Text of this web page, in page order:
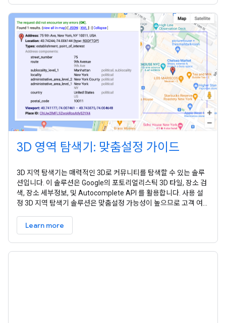
3D 영역 탐색기: 맞춤설정 가이드
3D 지역 탐색기는 매력적인 3D로 커뮤니티를 탐색할 수 있는 솔루
션입니다. 이 솔루션은 Google의 포토리얼리스틱 3D 타일, 장소 검
색, 장소 세부정보, 및 Autocomplete API 를 활용합니다. 사용 설
정 3D 지역 탐색기 솔루션은 맞춤설정 가능성이 높으므로 고객 여정
config.json 파일을 사용하여 맞춤설정할 수 있습니다. 맞춤설정할
준비가 되셨나요? 방법은 다음과
Learn more